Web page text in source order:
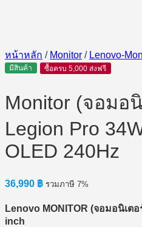
หน้าหลัก / Monitor / Lenovo-
มีสินค้า ซื้อครบ 5,000 ส่งฟรี
Monitor (จอมอ
Legion Pro
OLED 240Hz
36,990 ฿ รวมภาษี 7%
Lenovo MONITOR (จอมอนิเตอ
inch